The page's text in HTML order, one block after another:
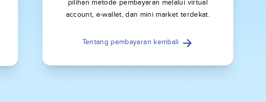
pilihan metode pembayaran melalui virtual
account, e-wallet, dan mini market terdekat.
Tentang pembayaran kembali